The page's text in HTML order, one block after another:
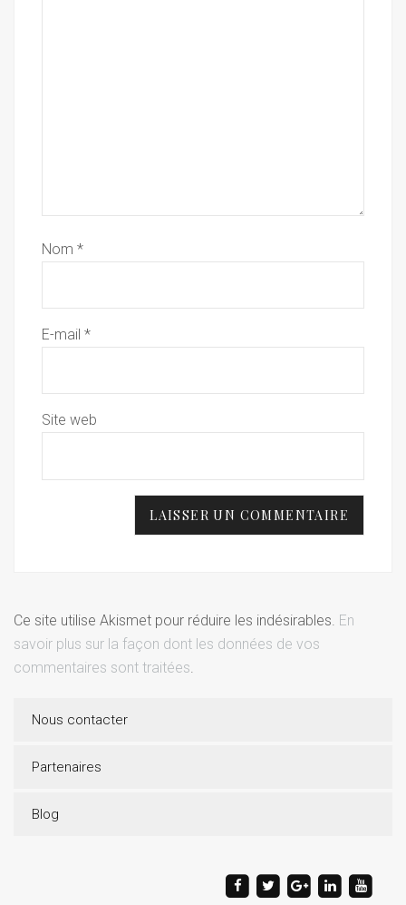
Nom *
E-mail *
Site web
Ce site utilise Akismet pour réduire les indésirables. En
savoir plus sur la façon dont les données de vos
commentaires sont traitées.
Nous contacter
Partenaires
Blog